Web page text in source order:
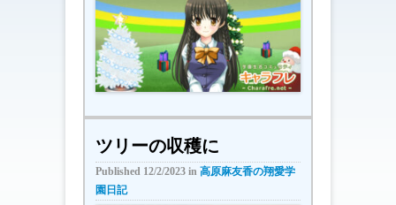
ツリーの収穫に
Published 12/2/2023 in 高原麻友香の翔愛学
園日記